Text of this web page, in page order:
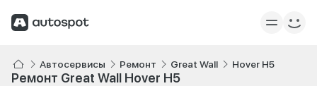
Автосервисы Ремонт Great Wall Hover H5
Ремонт Great Wall Hover H5